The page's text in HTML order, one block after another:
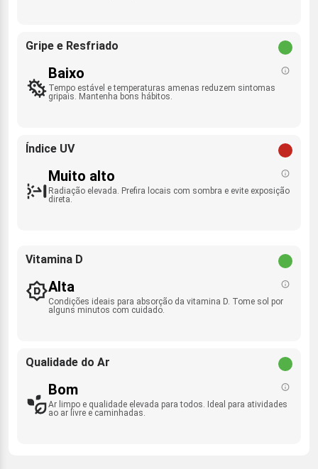
Gripe e Resfriado
Baixo
Tempo estável e temperaturas amenas reduzem sintomas
gripais. Mantenha bons hábitos.
Índice UV
Muito alto
Radiação elevada. Prefira locais com sombra e evite exposição
direta.
Vitamina D
Alta
Condições ideais para absorção da vitamina D. Tome sol por
alguns minutos com cuidado.
Qualidade do Ar
Bom
Ar limpo e qualidade elevada para todos. Ideal para atividades
ao ar livre e caminhadas.